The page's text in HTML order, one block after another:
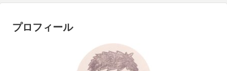
プロフィール